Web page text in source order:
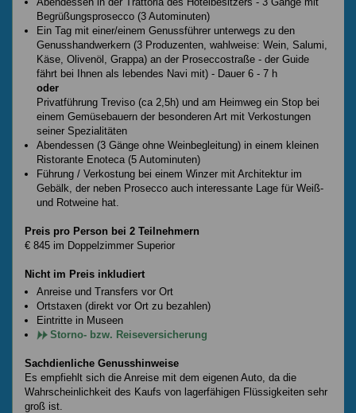
Begrüßungsprosecco (3 Autominuten)
Ein Tag mit einer/einem Genussführer unterwegs zu den
Genusshandwerkern (3 Produzenten, wahlweise: Wein, Salumi,
Käse, Olivenöl, Grappa) an der Proseccostraße - der Guide
fährt bei Ihnen als lebendes Navi mit) - Dauer 6 - 7 h
oder
Privatführung Treviso (ca 2,5h) und am Heimweg ein Stop bei
einem Gemüsebauern der besonderen Art mit Verkostungen
seiner Spezialitäten
Abendessen (3 Gänge ohne Weinbegleitung) in einem kleinen
Ristorante Enoteca (5 Autominuten)
Führung / Verkostung bei einem Winzer mit Architektur im
Gebälk, der neben Prosecco auch interessante Lage für Weiß-
und Rotweine hat.
Preis pro Person bei 2 Teilnehmern
€ 845 im Doppelzimmer Superior
Nicht im Preis inkludiert
Anreise und Transfers vor Ort
Ortstaxen (direkt vor Ort zu bezahlen)
Eintritte in Museen
Storno- bzw. Reiseversicherung
Sachdienliche Genusshinweise
Es empfiehlt sich die Anreise mit dem eigenen Auto, da die
Wahrscheinlichkeit des Kaufs von lagerfähigen Flüssigkeiten sehr
groß ist.